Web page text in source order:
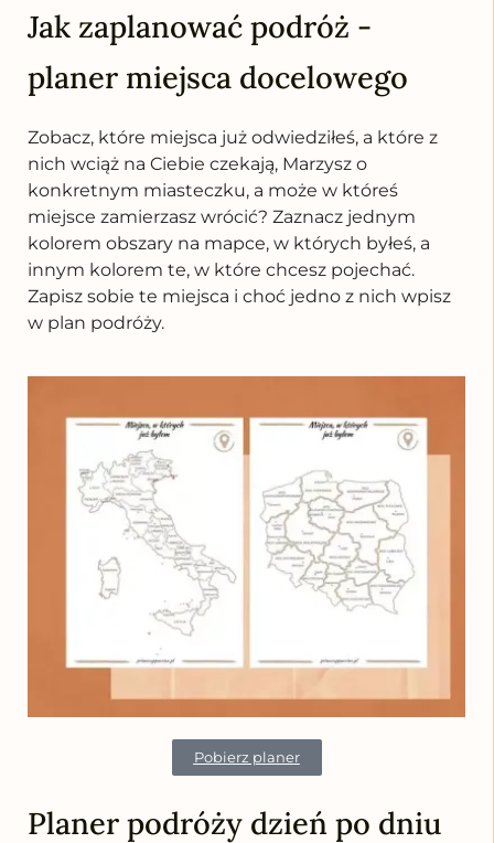
Jak zaplanować podróż -
planer miejsca docelowego
Zobacz, które miejsca już odwiedziłeś, a które z
nich wciąż na Ciebie czekają, Marzysz o
konkretnym miasteczku, a może w któreś
miejsce zamierzasz wrócić? Zaznacz jednym
kolorem obszary na mapce, w których byłeś, a
innym kolorem te, w które chcesz pojechać.
Zapisz sobie te miejsca i choć jedno z nich wpisz
w plan podróży.
Pobierz planer
Planer podróży dzień po dniu